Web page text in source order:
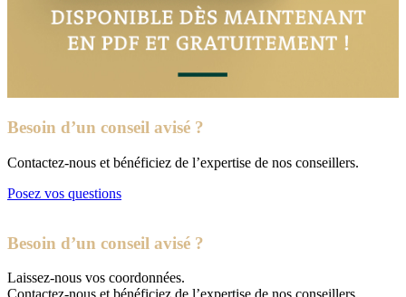
Besoin d’un conseil avisé ?
Contactez-nous et bénéficiez de l’expertise de nos conseillers.
Posez vos questions
Besoin d’un conseil avisé ?
Laissez-nous vos coordonnées.